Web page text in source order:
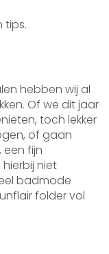
tips.
hebben wij al
Of we dit jaar
toch lekker
of gaan
fijn
niet
badmode
folder vol